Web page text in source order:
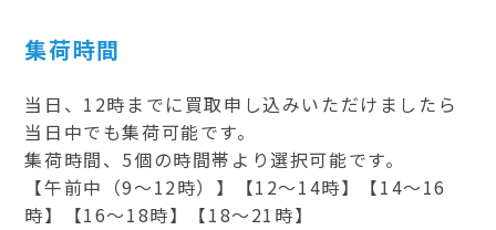
集荷時間
当日、12時までに買取申し込みいただけましたら
当日中でも集荷可能です。
集荷時間、5個の時間帯より選択可能です。
【午前中（9～12時）】【12～14時】【14～16
時】【16～18時】【18～21時】